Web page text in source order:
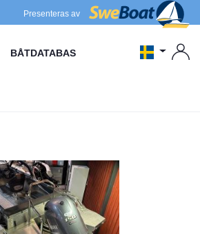
Presenteras av
BÅTDATABAS